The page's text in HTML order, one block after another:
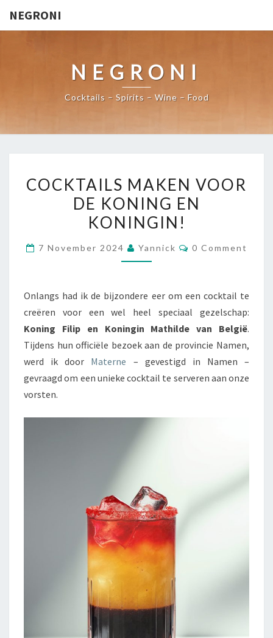
NEGRONI
NEGRONI
Cocktails – Spirits – Wine – Food
MAKEN
VOOR
DE
EN
COCKTAILS MAKEN VOOR
DE KONING EN
KONINGIN!
7 November 2024 Yannick Comments
0 Comment
Onlangs had ik de bijzondere eer om een cocktail te
creëren voor een wel heel speciaal gezelschap:
Koning Filip en Koningin Mathilde van België.
Tijdens hun officiële bezoek aan de provincie Namen,
werd ik door Materne – gevestigd in Namen –
gevraagd om een unieke cocktail te serveren aan onze
vorsten.